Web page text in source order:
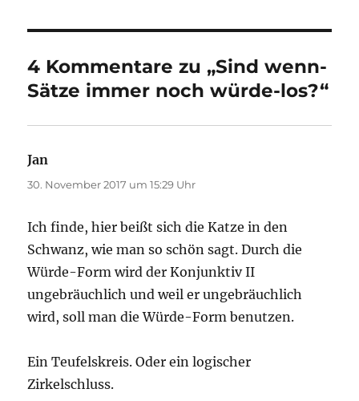
4 Kommentare zu „Sind wenn-
Sätze immer noch würde-los?“
Jan
30. November 2017 um 15:29 Uhr
Ich finde, hier beißt sich die Katze in den
Schwanz, wie man so schön sagt. Durch die
Würde-Form wird der Konjunktiv II
ungebräuchlich und weil er ungebräuchlich
wird, soll man die Würde-Form benutzen.
Ein Teufelskreis. Oder ein logischer
Zirkelschluss.